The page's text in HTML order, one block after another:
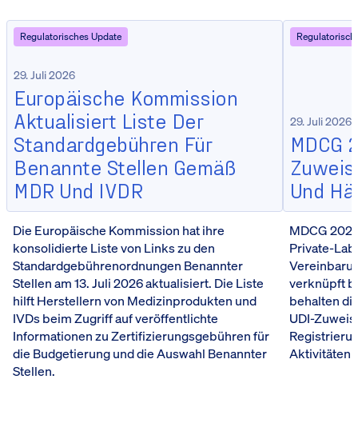
Regulatorisches Update
29. Juli 2026
Europäische Kommission
Aktualisiert Liste Der
Standardgebühren Für
Benannte Stellen Gemäß
MDR Und IVDR
Die Europäische Kommission hat ihre
konsolidierte Liste von Links zu den
Standardgebührenordnungen Benannter
Stellen am 13. Juli 2026 aktualisiert. Die Liste
hilft Herstellern von Medizinprodukten und
IVDs beim Zugriff auf veröffentlichte
Informationen zu Zertifizierungsgebühren für
die Budgetierung und die Auswahl Benannter
Stellen.
29. Juli 2026
MDCG
Und
MDCG
Private-
verknüpft
behalten
UDI-
Aktivitäten